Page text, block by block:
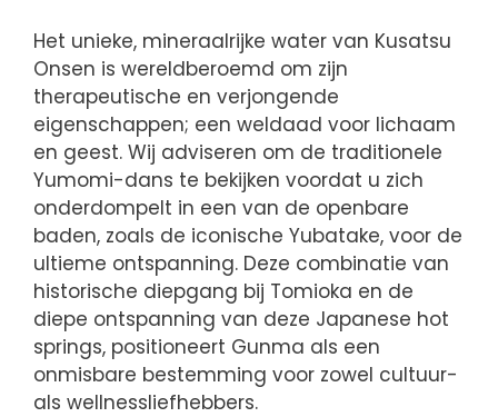
Het unieke, mineraalrijke water van Kusatsu
Onsen is wereldberoemd om zijn
therapeutische en verjongende
eigenschappen; een weldaad voor lichaam
en geest. Wij adviseren om de traditionele
Yumomi-dans te bekijken voordat u zich
onderdompelt in een van de openbare
baden, zoals de iconische Yubatake, voor de
ultieme ontspanning. Deze combinatie van
historische diepgang bij Tomioka en de
diepe ontspanning van deze Japanese hot
springs, positioneert Gunma als een
onmisbare bestemming voor zowel cultuur-
als wellnessliefhebbers.